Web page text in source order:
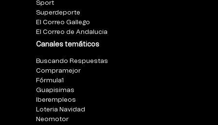
Sport
Superdeporte
El Correo Gallego
El Correo de Andalucia
Canales temáticos
Buscando Respuestas
Compramejor
Fórmula1
Guapisimas
Iberempleos
Loteria Navidad
Neomotor